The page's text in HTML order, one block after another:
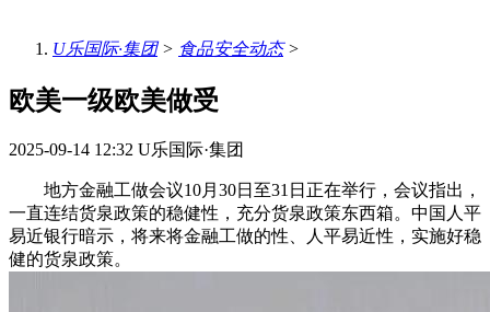
U乐国际·集团> 食品安全动态>
欧美一级欧美做受
2025-09-14 12:32 U乐国际·集团
地方金融工做会议10月30日至31日正在举行，会议指出，
一直连结货泉政策的稳健性，充分货泉政策东西箱。中国人平
易近银行暗示，将来将金融工做的性、人平易近性，实施好稳
健的货泉政策。